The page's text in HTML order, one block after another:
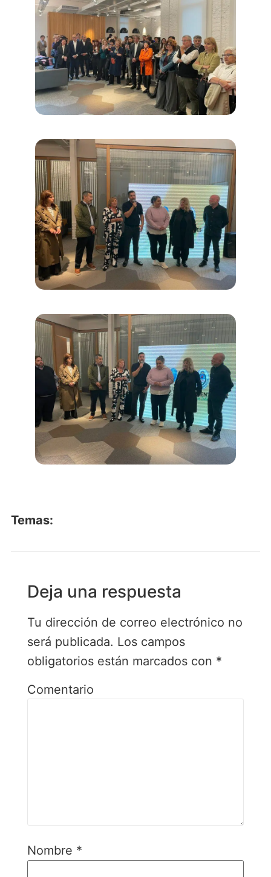
Temas:
Deja una respuesta
Tu dirección de correo electrónico no
será publicada. Los campos
obligatorios están marcados con *
Comentario
Nombre *